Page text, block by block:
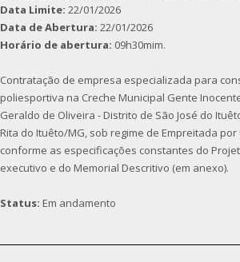
Data Limite: 22/01/2026
Data de Abertura: 22/01/2026
Horário de abertura: 09h30mim.
Contratação de empresa especializada para
poliesportiva na Creche Municipal Gente
Geraldo de Oliveira - Distrito de São José do
Rita do Ituêto/MG, sob regime de Empreitada por
conforme as especificações constantes do
executivo e do Memorial Descritivo (em anexo).
Status: Em andamento